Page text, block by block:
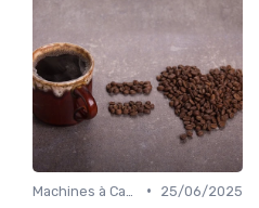
•
25/06/2025